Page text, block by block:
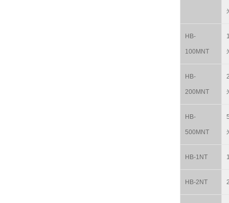
HB-
100MNT
HB-
200MNT
HB-
500MNT
HB-1NT
HB-2NT